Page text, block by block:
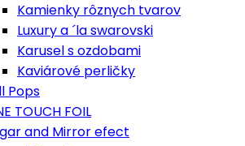
Kamienky rôznych tvarov
Luxury a ´la swarovski
Karusel s ozdobami
Kaviárové perličky
Pops
TOUCH FOIL
and Mirror efect